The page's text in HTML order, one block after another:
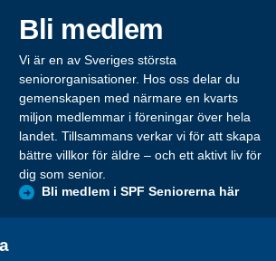
Bli medlem
Vi är en av Sveriges största
seniororganisationer. Hos oss delar du
gemenskapen med närmare en kvarts
miljon medlemmar i föreningar över hela
landet. Tillsammans verkar vi för att skapa
bättre villkor för äldre – och ett aktivt liv för
dig som senior.
Bli medlem i SPF Seniorerna här